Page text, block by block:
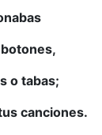
o tabas;
canciones.